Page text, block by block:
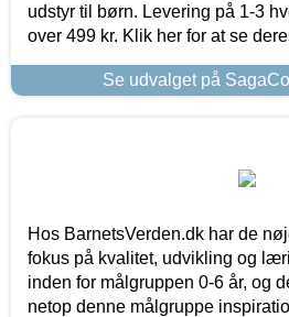
udstyr til børn. Levering på 1-3
over 499 kr. Klik her for at se
Se udvalget på
Hos BarnetsVerden.dk har de
fokus på kvalitet, udvikling og
inden for målgruppen 0-6 år, og
netop denne målgruppe